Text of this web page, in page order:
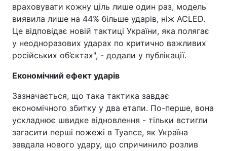
враховувати кожну ціль лише один раз, модель
виявила лише на 44% більше ударів, ніж ACLED.
Це відповідає новій тактиці України, яка полягає
у неодноразових ударах по критично важливих
російських об’єктах", - додали у публікації.
Економічний ефект ударів
Зазначається, що така тактика завдає
економічного збитку у два етапи. По-перше, вона
ускладнює швидке відновлення - тільки встигли
загасити перші пожежі в Туапсе, як Україна
завдала нового удару, що спричинило розлив